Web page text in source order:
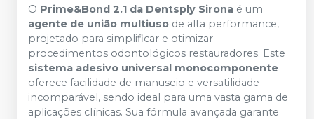
O Prime&Bond 2.1 da Dentsply Sirona é um
agente de união multiuso de alta performance,
projetado para simplificar e otimizar
procedimentos odontológicos restauradores. Este
sistema adesivo universal monocomponente
oferece facilidade de manuseio e versatilidade
incomparável, sendo ideal para uma vasta gama de
aplicações clínicas. Sua fórmula avançada garante